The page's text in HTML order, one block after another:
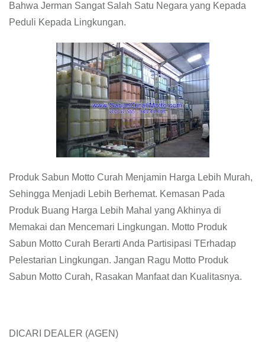
Bahwa Jerman Sangat Salah Satu Negara yang Kepada
Peduli Kepada Lingkungan.
Produk Sabun Motto Curah Menjamin Harga Lebih Murah,
Sehingga Menjadi Lebih Berhemat. Kemasan Pada
Produk Buang Harga Lebih Mahal yang Akhinya di
Memakai dan Mencemari Lingkungan. Motto Produk
Sabun Motto Curah Berarti Anda Partisipasi TErhadap
Pelestarian Lingkungan. Jangan Ragu Motto Produk
Sabun Motto Curah, Rasakan Manfaat dan Kualitasnya.
DICARI DEALER (AGEN)